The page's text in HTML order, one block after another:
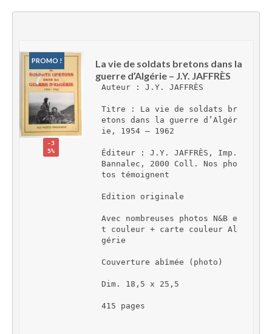
PROMO !
-3
5%
La vie de soldats bretons dans la
guerre d’Algérie – J.Y. JAFFRÈS
Auteur : J.Y. JAFFRÈS
Titre : La vie de soldats br
etons dans la guerre d’Algér
ie, 1954 – 1962
Éditeur : J.Y. JAFFRÈS, Imp.
Bannalec, 2000 Coll. Nos pho
tos témoignent
Edition originale
Avec nombreuses photos N&B e
t couleur + carte couleur Al
gérie
Couverture abîmée (photo)
Dim. 18,5 x 25,5
415 pages